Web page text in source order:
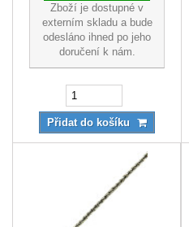
Zboží je dostupné v
externím skladu a bude
odesláno ihned po jeho
doručení k nám.
Přidat do košíku